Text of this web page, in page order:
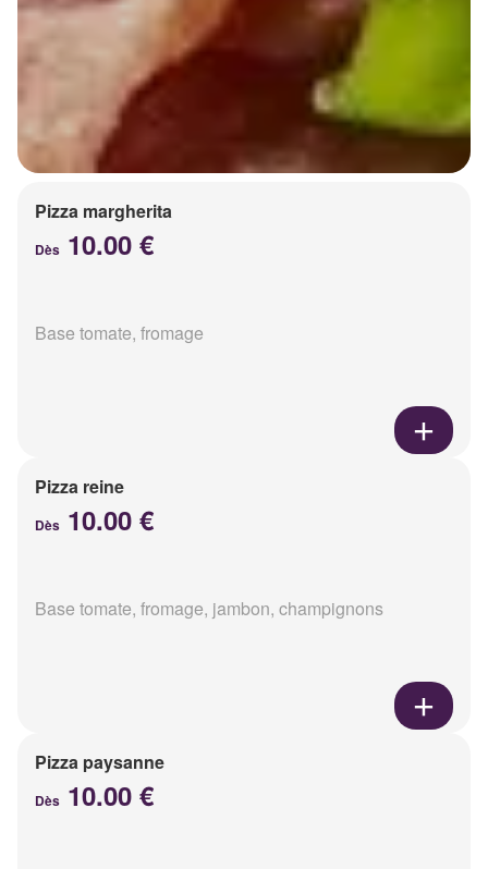
Pizza margherita
Dès 10.00 €
Base tomate, fromage
Pizza reine
Dès 10.00 €
Base tomate, fromage, jambon, champignons
Pizza paysanne
Dès 10.00 €